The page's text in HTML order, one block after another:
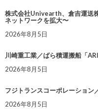
株式会社Univearth、倉吉運送
ネットワークを拡大〜
2026年8月5日
川崎重工業／ばら積運搬船「
2026年8月5日
フジトランスコーポレーション
2026年8月5日